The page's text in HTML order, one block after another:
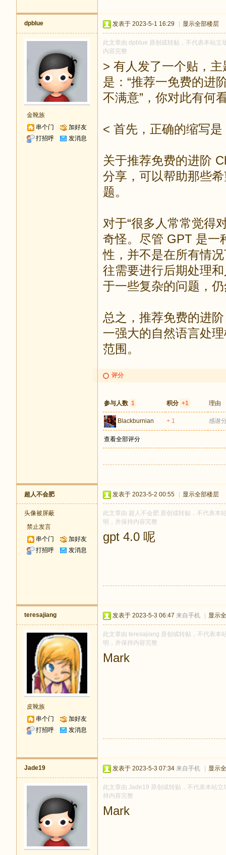
dpblue
金靴族
串个门
加好友
打招呼
发消息
发表于 2023-5-1 16:29 显示全部楼层
此文章由 dpblue 原创或转贴，不代表本站
内容完整
> 有人发了一个贴，
是：“推荐一免费的进
不满意”，你对此有何
< 首先，正确的缩写
关于推荐免费的进阶
分享，可以帮助那些
题。
对于“很多人常常觉得
奇怪。尽管 GPT 是一
性，并不是在所有情
往需要进行后期处理
于一些复杂的问题，
总之，推荐免费的进
一强大的自然语言处
范围。
评分
参与人数 1 积分 +1 理由
Blackburnian + 1 感谢
查看全部评分
超人不会肥
头像被屏蔽
禁止发言
串个门
加好友
打招呼
发消息
发表于 2023-5-2 00:55 显示全部楼层
此文章由 超人不会肥 原创或转贴，不代表本
明，并保持内容完整
gpt 4.0 呢
teresajiang
皮靴族
串个门
加好友
打招呼
发消息
发表于 2023-5-3 06:47 来自手机 显示
此文章由 teresajiang 原创或转贴，不代表本
明，并保持内容完整
Mark
Jade19 发表于 2023-5-3 07:34 来自手机 显示
此文章由 Jade19 原创或转贴，不代表本站
持内容完整
Mark